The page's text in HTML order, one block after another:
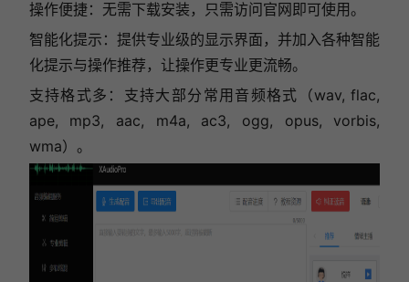
操作便捷：无需下载安装，只需访问官网即可使用。
智能化提示：提供专业级的显示界面，并加入各种智能
化提示与操作推荐，让操作更专业更流畅。
支持格式多：支持大部分常用音频格式（wav, flac,
ape, mp3, aac, m4a, ac3, ogg, opus, vorbis,
wma）。